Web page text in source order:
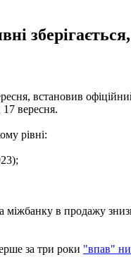
встановив
17 вересня.
рівні:
в продажу
за три роки "впав"